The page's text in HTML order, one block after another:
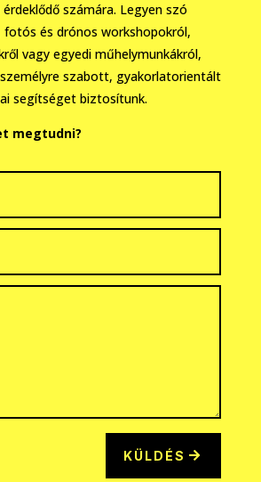
számára. Legyen szó
és drónos workshopokról,
vagy egyedi műhelymunkákról,
szabott, gyakorlatorientált
segítséget biztosítunk.
megtudni?
KÜLDÉS